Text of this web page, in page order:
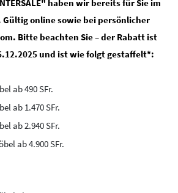
haben wir bereits für Sie im
online sowie bei persönlicher
Bitte beachten Sie – der Rabatt ist
und ist wie folgt gestaffelt*:
ab 490 SFr.
ab 1.470 SFr.
ab 2.940 SFr.
ab 4.900 SFr.